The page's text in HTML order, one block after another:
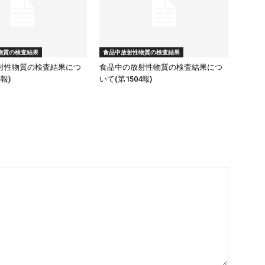
質の検査結果
性物質の検査結果につ
)
食品中放射性物質の検査結果
食品中の放射性物質の検査結果につ
いて(第1504報)